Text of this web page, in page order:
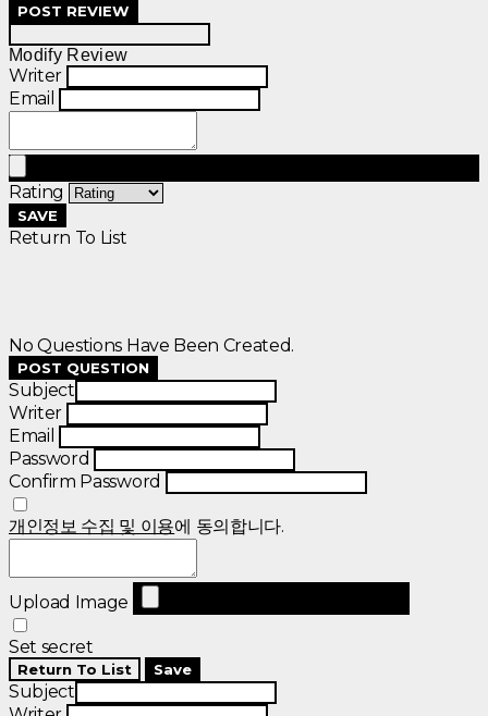
POST REVIEW
Modify Review
Writer
Email
Rating
SAVE
Return To List
No Questions Have Been Created.
POST QUESTION
Subject
Writer
Email
Password
Confirm Password
개인정보 수집 및 이용에 동의합니다.
Upload Image
Set secret
Return To List Save
Subject